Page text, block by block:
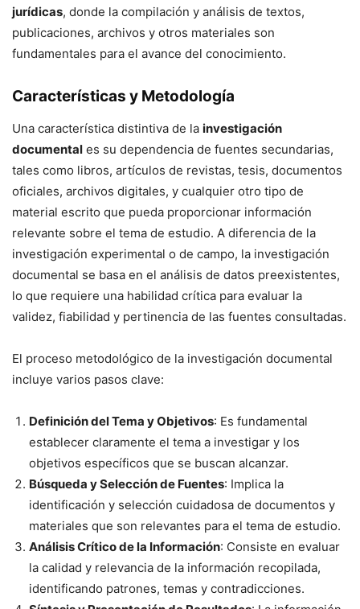
jurídicas, donde la compilación y análisis de textos,
publicaciones, archivos y otros materiales son
fundamentales para el avance del conocimiento.
Características y Metodología
Una característica distintiva de la investigación
documental es su dependencia de fuentes secundarias,
tales como libros, artículos de revistas, tesis, documentos
oficiales, archivos digitales, y cualquier otro tipo de
material escrito que pueda proporcionar información
relevante sobre el tema de estudio. A diferencia de la
investigación experimental o de campo, la investigación
documental se basa en el análisis de datos preexistentes,
lo que requiere una habilidad crítica para evaluar la
validez, fiabilidad y pertinencia de las fuentes consultadas.
El proceso metodológico de la investigación documental
incluye varios pasos clave:
Definición del Tema y Objetivos: Es fundamental
establecer claramente el tema a investigar y los
objetivos específicos que se buscan alcanzar.
Búsqueda y Selección de Fuentes: Implica la
identificación y selección cuidadosa de documentos y
materiales que son relevantes para el tema de estudio.
Análisis Crítico de la Información: Consiste en evaluar
la calidad y relevancia de la información recopilada,
identificando patrones, temas y contradicciones.